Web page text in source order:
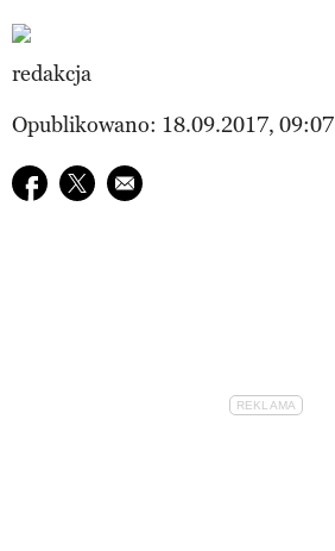
redakcja
Opublikowano: 18.09.2017, 09:07
Udostępnij na facebook
Udostępnij na twitter
E-mail do przyjaciela